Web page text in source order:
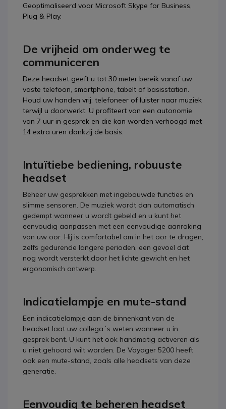
Geoptimaliseerd voor Microsoft Skype for Business,
Plug & Play.
De vrijheid om onderweg te
communiceren
Deze headset geeft u tot 30 meter bereik vanaf uw
vaste telefoon, smartphone, tabelt of basisstation.
Houd uw handen vrij: telefoneer of luister naar muziek
terwijl u doorwerkt. U profiteert van een autonomie
van 7 uur in gesprek en die kan worden verhoogd met
14 extra uren dankzij de basis.
Intuïtiebe bediening, robuuste
headset
Beheer uw gesprekken met ingebouwde functies en
slimme sensoren. De muziek wordt dan automatisch
gedempt wanneer u wordt gebeld en u kunt het
eenvoudig aanpassen met een eenvoudige aanraking
van uw oor. Hij is comfortabel om in het oor te dragen,
zelfs gedurende langere perioden, een gevoel dat
nog wordt versterkt door het lichte gewicht en het
ergonomisch ontwerp.
Indicatielampje en mute-stand
Een indicatielampje aan de binnenkant van de
headset laat uw collega´s weten wanneer u in
gesprek bent. U kunt het ook handmatig activeren als
u niet gehoord wilt worden. De Voyager 5200 heeft
ook een mute-stand, zoals alle headsets van deze
generatie.
Eenvoudig te beheren headset